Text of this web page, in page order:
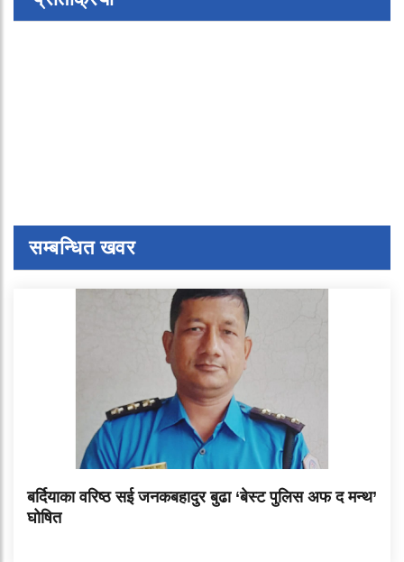
सम्बन्धित खवर
बर्दियाका वरिष्ठ सई जनकबहादुर बुढा ‘बेस्ट पुलिस अफ द मन्थ’
घोषित